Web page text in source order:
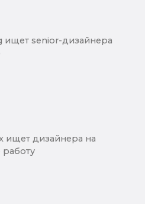
ищет senior-дизайнера
ищет дизайнера на